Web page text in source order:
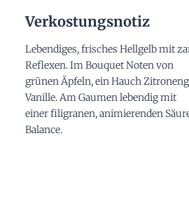
Verkostungsnotiz
Lebendiges, frisches Hellgelb mit
Reflexen. Im Bouquet Noten von
grünen Äpfeln, ein Hauch
Vanille. Am Gaumen lebendig mit
einer filigranen, animierenden
Balance.